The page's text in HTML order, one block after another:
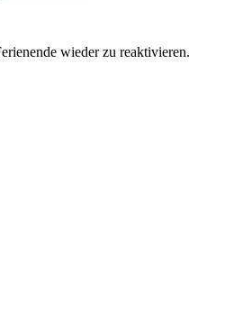
wieder zu reaktivieren.